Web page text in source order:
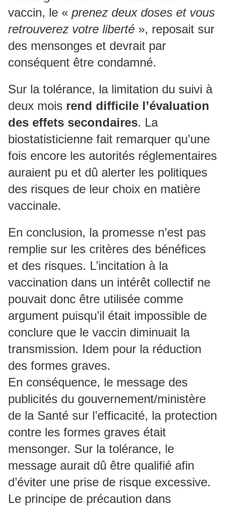
vaccin, le « prenez deux doses et vous
retrouverez votre liberté », reposait sur
des mensonges et devrait par
conséquent être condamné.
Sur la tolérance, la limitation du suivi à
deux mois rend difficile l’évaluation
des effets secondaires. La
biostatisticienne fait remarquer qu’une
fois encore les autorités réglementaires
auraient pu et dû alerter les politiques
des risques de leur choix en matière
vaccinale.
En conclusion, la promesse n’est pas
remplie sur les critères des bénéfices
et des risques. L’incitation à la
vaccination dans un intérêt collectif ne
pouvait donc être utilisée comme
argument puisqu’il était impossible de
conclure que le vaccin diminuait la
transmission. Idem pour la réduction
des formes graves.
En conséquence, le message des
publicités du gouvernement/ministère
de la Santé sur l’efficacité, la protection
contre les formes graves était
mensonger. Sur la tolérance, le
message aurait dû être qualifié afin
d’éviter une prise de risque excessive.
Le principe de précaution dans